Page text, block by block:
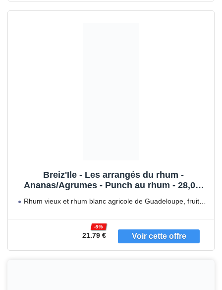
Breiz'Ile - Les arrangés du rhum -
Ananas/Agrumes - Punch au rhum - 28,0%
Rhum vieux et rhum blanc agricole de Guadeloupe, fruits
21.79 €
-6%